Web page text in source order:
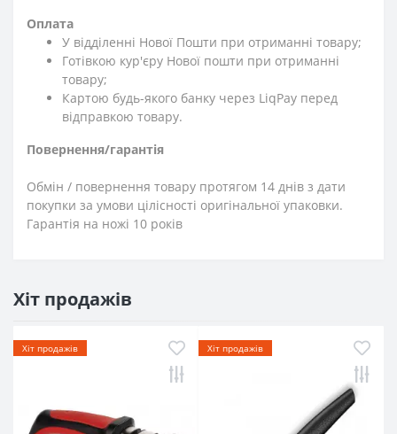
Оплата
У відділенні Нової Пошти при отриманні товару;
Готівкою кур'єру Нової пошти при отриманні
товару;
Картою будь-якого банку через LiqPay перед
відправкою товару.
Повернення/гарантія
Обмін / повернення товару протягом 14 днів з дати
покупки за умови цілісності оригінальної упаковки.
Гарантія на ножі 10 років
Хіт продажів
Хіт продажів Хіт продажів